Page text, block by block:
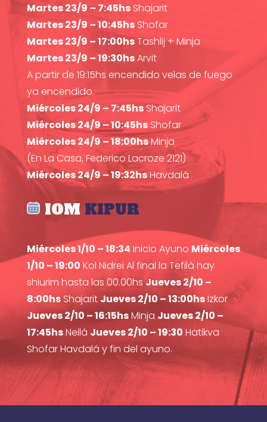
Martes 23/9 – 7:45hsShajarit
Martes 23/9 – 10:45hsShofar
Martes 23/9 – 17:00hsTashlij + Minja
Martes 23/9 – 19:30hsArvit
A partir de 19:15hs encendido velas de fuego
ya encendido.
Miércoles 24/9 – 7:45hsShajarit
Miércoles 24/9 – 10:45hsShofar
Miércoles 24/9 – 18:00hsMinja
(En La Casa, Federico Lacroze 2121)
Miércoles 24/9 – 19:32hsHavdalá
IOM KIPUR
Miércoles 1/10 – 18:34 Inicio Ayuno Miércoles
1/10 – 19:00 Kol Nidrei Al final la Tefilà hay
shiurim hasta las 00.00hsJueves 2/10 –
8:00hsShajarit Jueves 2/10 – 13:00hsIzkor
Jueves 2/10 – 16:15hsMinja Jueves 2/10 –
17:45hsNeilá Jueves 2/10 – 19:30 Hatikva
Shofar Havdalá y fin del ayuno.